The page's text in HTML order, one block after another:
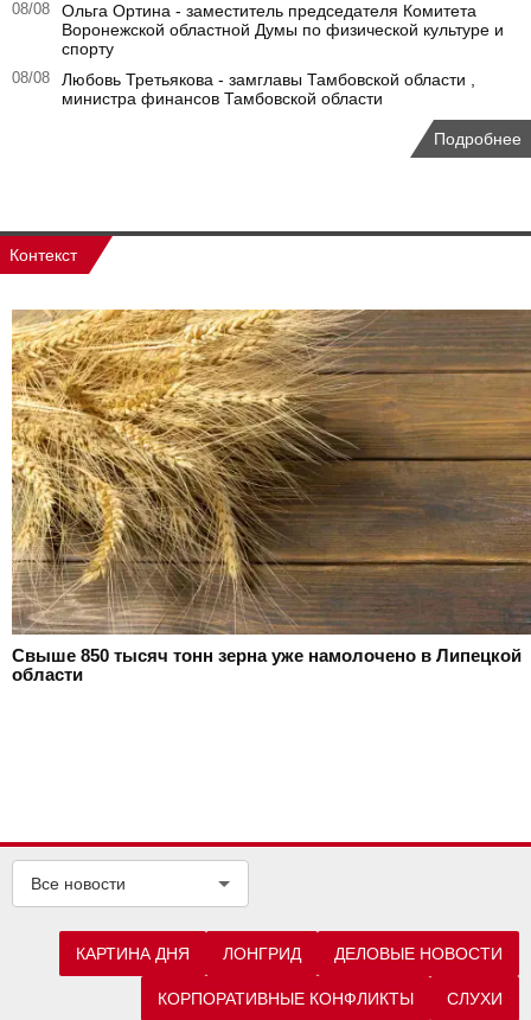
08/08
Ольга Ортина - заместитель председателя Комитета
Воронежской областной Думы по физической культуре и
спорту
08/08
Любовь Третьякова - замглавы Тамбовской области ,
министра финансов Тамбовской области
Подробнее
Контекст
Свыше 850 тысяч тонн зерна уже намолочено в Липецкой
области
Все новости
КАРТИНА ДНЯ ЛОНГРИД ДЕЛОВЫЕ НОВОСТИ
КОРПОРАТИВНЫЕ КОНФЛИКТЫ СЛУХИ